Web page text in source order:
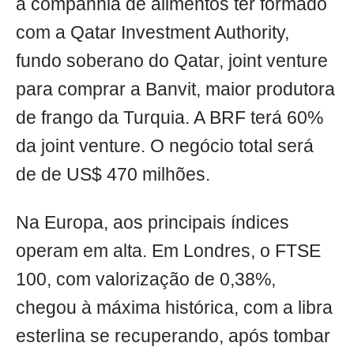
a companhia de alimentos ter formado
com a Qatar Investment Authority,
fundo soberano do Qatar, joint venture
para comprar a Banvit, maior produtora
de frango da Turquia. A BRF terá 60%
da joint venture. O negócio total será
de de US$ 470 milhões.
Na Europa, aos principais índices
operam em alta. Em Londres, o FTSE
100, com valorização de 0,38%,
chegou à máxima histórica, com a libra
esterlina se recuperando, após tombar